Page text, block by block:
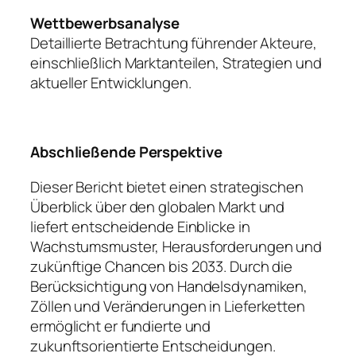
Wettbewerbsanalyse
Detaillierte Betrachtung führender Akteure,
einschließlich Marktanteilen, Strategien und
aktueller Entwicklungen.
Abschließende Perspektive
Dieser Bericht bietet einen strategischen
Überblick über den globalen Markt und
liefert entscheidende Einblicke in
Wachstumsmuster, Herausforderungen und
zukünftige Chancen bis 2033. Durch die
Berücksichtigung von Handelsdynamiken,
Zöllen und Veränderungen in Lieferketten
ermöglicht er fundierte und
zukunftsorientierte Entscheidungen.